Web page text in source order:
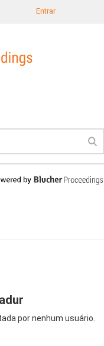
Entrar
por nenhum usuário.